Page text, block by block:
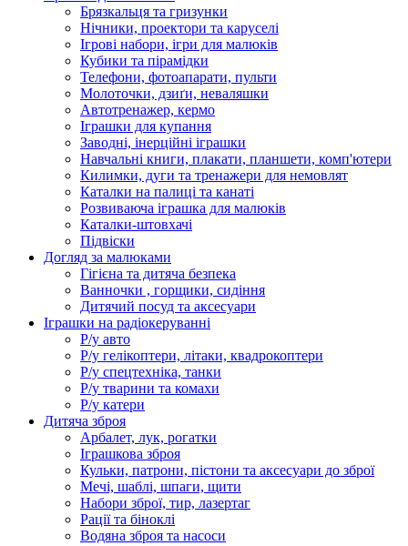
Брязкальця та гризунки
Нічники, проектори та каруселі
Ігрові набори, ігри для малюків
Кубики та пірамідки
Телефони, фотоапарати, пульти
Молоточки, дзиґи, неваляшки
Автотренажер, кермо
Іграшки для купання
Заводні, інерційні іграшки
Навчальні книги, плакати, планшети, комп'ютери
Килимки, дуги та тренажери для немовлят
Каталки на палиці та канаті
Розвиваюча іграшка для малюків
Каталки-штовхачі
Підвіски
Догляд за малюками
Гігієна та дитяча безпека
Ванночки , горщики, сидіння
Дитячий посуд та аксесуари
Іграшки на радіокеруванні
Р/у авто
Р/у гелікоптери, літаки, квадрокоптери
Р/у спецтехніка, танки
Р/у тварини та комахи
Р/у катери
Дитяча зброя
Арбалет, лук, рогатки
Іграшкова зброя
Кульки, патрони, пістони та аксесуари до зброї
Мечі, шаблі, шпаги, щити
Набори зброї, тир, лазертаг
Рації та біноклі
Водяна зброя та насоси